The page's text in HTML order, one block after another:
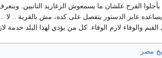
الفرح علشان ما يسمعوش الزغاريد التانيين.
عايز الدستور يتفصل على كده، مش بالقرية ..
والوفاء لازم الوفاء. كل من يؤدي لهذا البلد خدمة
مصر